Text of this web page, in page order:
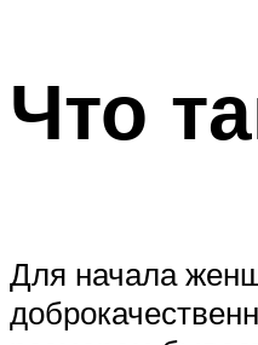
Что
Для начала